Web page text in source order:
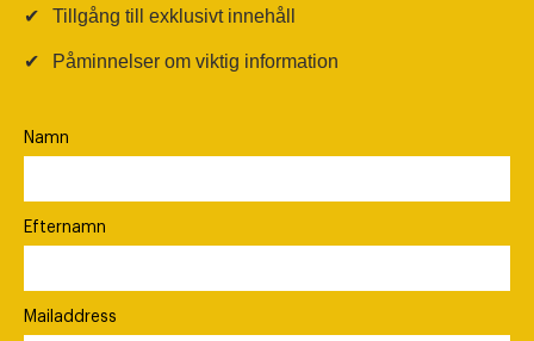
✔ Tillgång till exklusivt innehåll
✔ Påminnelser om viktig information
Namn
Efternamn
Mailaddress